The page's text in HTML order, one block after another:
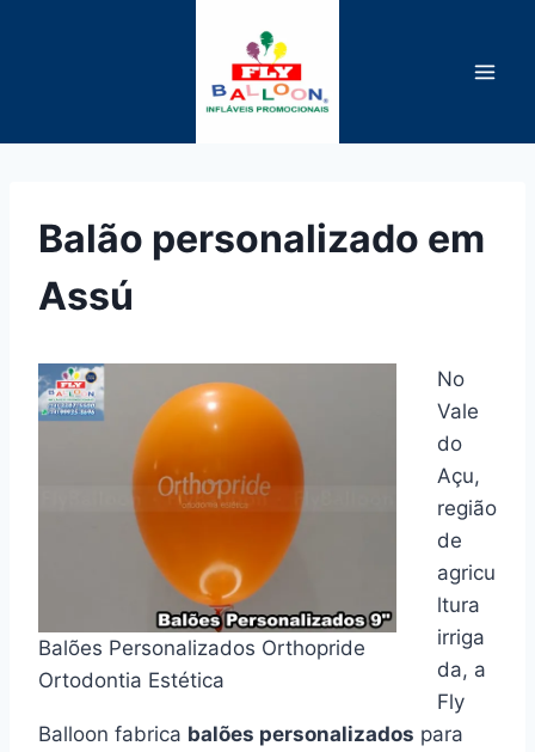
Balão personalizado em
Assú
Balões Personalizados Orthopride
Ortodontia Estética
No
Vale
do
Açu,
região
de
agricu
ltura
irriga
da, a
Fly
Balloon fabrica balões personalizados para